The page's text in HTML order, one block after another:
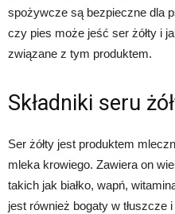
spożywcze są bezpieczne dla
czy pies może jeść ser żółty i
związane z tym produktem.
Składniki seru
Ser żółty jest produktem
mleka krowiego. Zawiera on
takich jak białko, wapń,
jest również bogaty w tłuszcze